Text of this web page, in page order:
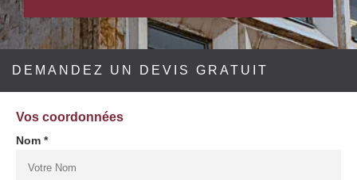
DEMANDEZ UN DEVIS GRATUIT
Vos coordonnées
Nom *